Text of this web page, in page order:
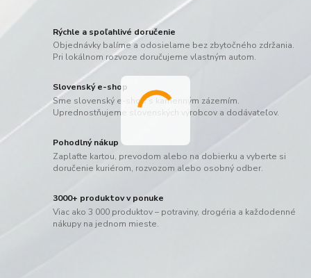
Rýchle a spoľahlivé doručenie
Objednávky balíme a odosielame bez zbytočného zdržania.
Pri lokálnom rozvoze doručujeme vlastným autom.
Slovenský e-shop
Sme slovenský e-shop s kamenným zázemím.
Uprednostňujeme slovenských výrobcov a dodávateľov.
Pohodlný nákup
Zaplaťte kartou, prevodom alebo na dobierku a vyberte si
doručenie kuriérom, rozvozom alebo osobný odber.
3000+ produktov v ponuke
Viac ako 3 000 produktov – potraviny, drogéria a každodenné
nákupy na jednom mieste.